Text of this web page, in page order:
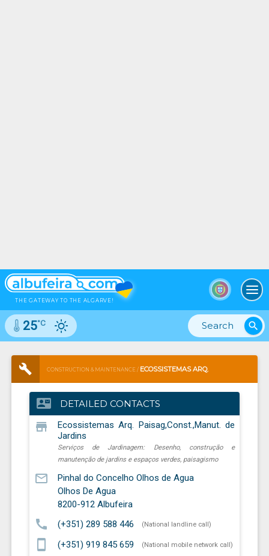
THE GATEWAY TO THE ALGARVE!
search
25°C
CONSTRUCTION & MAINTENANCE / ECOSSISTEMAS ARQ.
SERVIÇOS DE JARDINAGEM: DESENHO, CONSTRUÇÃO E
MANUTENÇÃO DE JARDINS E ESPAÇOS VERDES, PAISAGISMO
contact_mail DETAILED CONTACTS
store
Ecossistemas Arq. Paisag,Const.,Manut. de
Jardins
Serviços de Jardinagem: Desenho, construção e
manutenção de jardins e espaços verdes, paisagismo
mail_outline
Pinhal do Concelho Olhos de Agua
Olhos De Agua
8200-912 Albufeira
call (+351) 289 588 446 (National landline call)
smartphone (+351) 919 845 659 (National mobile network call)